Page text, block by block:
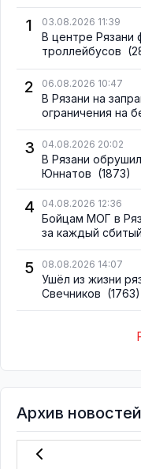
1
03.08.2026 11:39
В центре Рязани
троллейбусов
2 06.08.2026 10:47
В Рязани на
ограничения на
3 04.08.2026 20:02
В Рязани
Юннатов (1873)
4 04.08.2026 12:36
Бойцам МОГ в
за каждый
5 08.08.2026 14:07
Ушёл из жизни
Свечников (1763)
Архив новостей